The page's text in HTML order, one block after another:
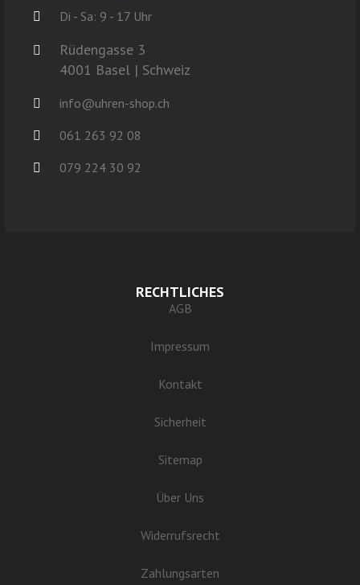
Di - Sa: 9 - 17 Uhr
Rüdengasse 3
4001 Basel | Schweiz
info@uhren-shop.ch
061 263 92 08
079 224 30 92
RECHTLICHES
AGB
Impressum
Kontakt
Sicherheit
Sitemap
Über Uns
Widerrufsrecht
Zahlungsarten